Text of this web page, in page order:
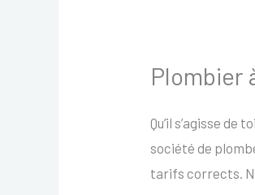
Plombier
Qu’il s’agisse de
société de
tarifs corrects.